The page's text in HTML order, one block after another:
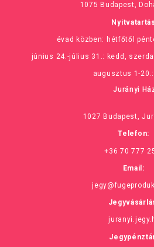
1075 Budapest,
évad közben: hétfőtől
június 24.-július 31.: kedd,
augusztus 1-
Jurányi
1027 Budapest,
Telefon:
+36 70 777
Email: